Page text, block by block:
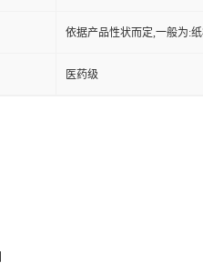
依据产品性状而定,一般为:
医药级